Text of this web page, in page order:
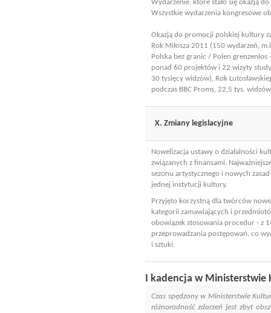
Wydarzenie, które stało się okazją
Wszystkie wydarzenia kongresowe
Okazją do promocji polskiej kultury
Rok Miłosza 2011 (150 wydarzeń,
Polska bez granic / Polen
ponad 60 projektów i 22 wizyty
30 tysięcy widzów), Rok
podczas BBC Proms, 22,5 tys.
X. Zmiany legislacyjne
Nowelizacja ustawy o działalności
związanych z finansami.
sezonu artystycznego i nowych
jednej instytucji kultury.
Przyjęto korzystną dla twórców
kategorii zamawiających i
obowiązek stosowania procedur - z
przeprowadzania postępowań, co
i sztuki.
I kadencja w Ministerstwie
Czas spędzony w Ministerstwie
różnorodność zdarzeń jest zbyt